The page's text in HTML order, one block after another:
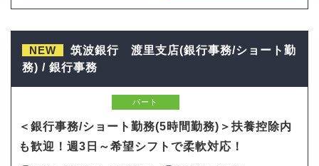
NEW
筑波銀行 渡里支店(銀行事務/ショート勤
務) / 銀行事務
パート
＜銀行事務/ショート勤務(5時間勤務)＞扶養控除内
も歓迎！週3日～希望シフトで柔軟対応！